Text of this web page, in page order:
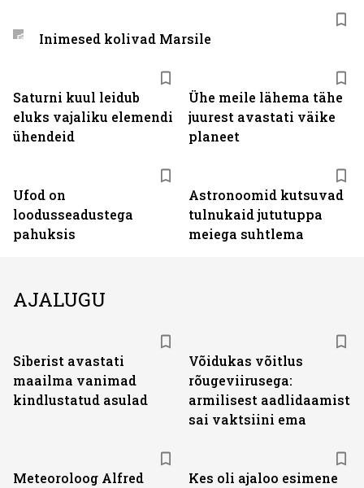
Saturni kuul leidub
eluks vajaliku elemendi
ühendeid
Ühe meile lähema tähe
juurest avastati väike
planeet
Ufod on
loodusseadustega
pahuksis
Astronoomid kutsuvad
tulnukaid jututuppa
meiega suhtlema
Inimesed kolivad Marsile
AJALUGU
Siberist avastati
maailma vanimad
kindlustatud asulad
Võidukas võitlus
rõugeviirusega:
armilisest aadlidaamist
sai vaktsiini ema
Meteoroloog Alfred
Kes oli ajaloo esimene